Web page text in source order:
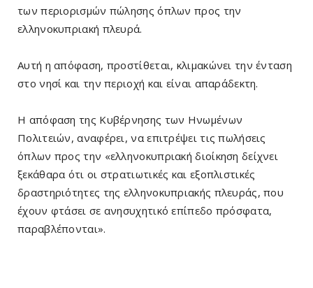
των περιορισμών πώλησης όπλων προς την
ελληνοκυπριακή πλευρά.
Αυτή η απόφαση, προστίθεται, κλιμακώνει την ένταση
στο νησί και την περιοχή και είναι απαράδεκτη.
Η απόφαση της Κυβέρνησης των Ηνωμένων
Πολιτειών, αναφέρει, να επιτρέψει τις πωλήσεις
όπλων προς την «ελληνοκυπριακή διοίκηση δείχνει
ξεκάθαρα ότι οι στρατιωτικές και εξοπλιστικές
δραστηριότητες της ελληνοκυπριακής πλευράς, που
έχουν φτάσει σε ανησυχητικό επίπεδο πρόσφατα,
παραβλέπονται».